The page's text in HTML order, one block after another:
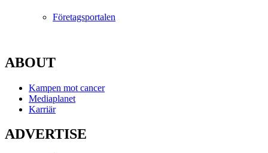
Företagsportalen
ABOUT
Kampen mot cancer
Mediaplanet
Karriär
ADVERTISE